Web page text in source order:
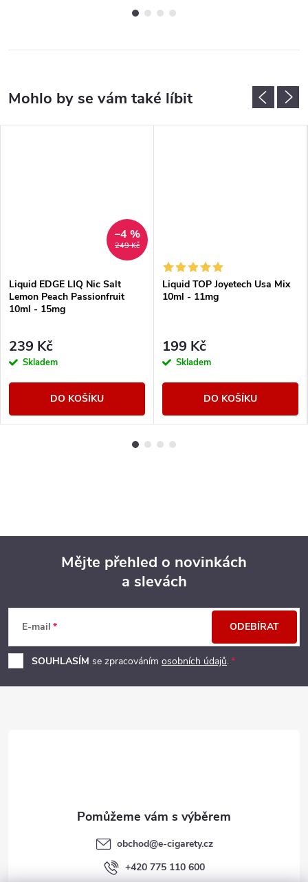
249 Kč
–4 %
Liquid EDGE LIQ Nic Salt
Lemon Peach Passionfruit
10ml - 15mg
239 Kč
Skladem
DO KOŠÍKU
Liquid TOP Joyetech Usa Mix
10ml - 11mg
199 Kč
Skladem
DO KOŠÍKU
p
a
Mějte přehled o novinkách
a slevách
E-mail
SOUHLASÍM se zpracováním osobních údajů.
ODEBÍRAT
obchod@e-cigarety.cz
+420 775 110 600